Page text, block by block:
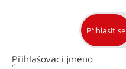
Přihlásit se
Přihlašovací jméno
Jméno